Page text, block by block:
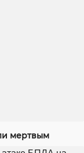
мертвым